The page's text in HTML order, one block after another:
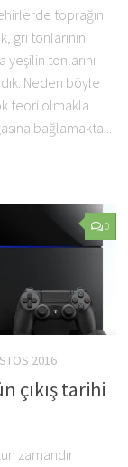
toprağın
gri tonlarının
yeşilin tonlarını
Neden böyle
teori olmakla
bağlamakta...
0
2016
çıkış tarihi
zamandır